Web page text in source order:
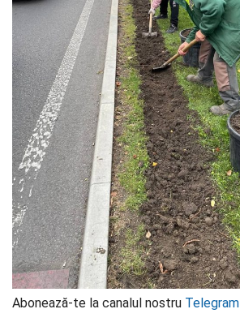
Abonează-te la canalul nostru Telegram